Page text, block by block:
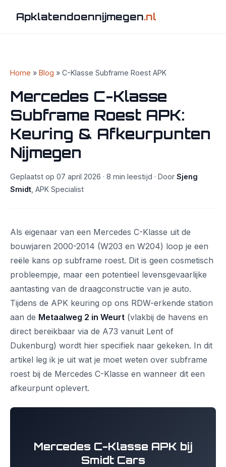
Apklatendoennijmegen.nl
Home » Blog » C-Klasse Subframe Roest APK
Mercedes C-Klasse
Subframe Roest APK:
Keuring & Afkeurpunten
Nijmegen
Geplaatst op 07 april 2026 · 8 min leestijd · Door Sjeng
Smidt , APK Specialist
Als eigenaar van een Mercedes C-Klasse uit de
bouwjaren 2000-2014 (W203 en W204) loop je een
reële kans op subframe roest. Dit is geen cosmetisch
probleempje, maar een potentieel levensgevaarlijke
aantasting van de draagconstructie van je auto.
Tijdens de APK keuring op ons RDW-erkende station
aan de Metaalweg 2 in Weurt (vlakbij de havens en
direct bereikbaar via de A73 vanuit Lent of
Dukenburg) wordt hier specifiek naar gekeken. In dit
artikel leg ik je uit wat je moet weten over subframe
roest bij de Mercedes C-Klasse en wanneer dit een
afkeurpunt oplevert.
Mercedes C-Klasse APK bij
Smidt Cars